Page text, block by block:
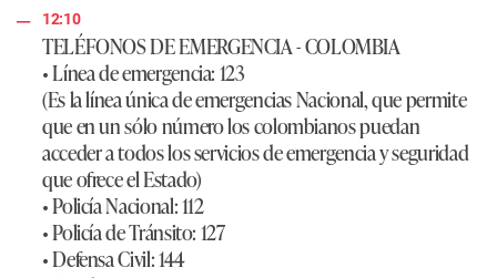
12:10
TELÉFONOS DE EMERGENCIA - COLOMBIA
• Línea de emergencia:123
(Es la línea única de emergencias Nacional, que permite
que en un sólo número los colombianos puedan
acceder a todos los servicios de emergencia y seguridad
que ofrece el Estado)
• Policía Nacional:112
• Policía de Tránsito:127
• Defensa Civil:144